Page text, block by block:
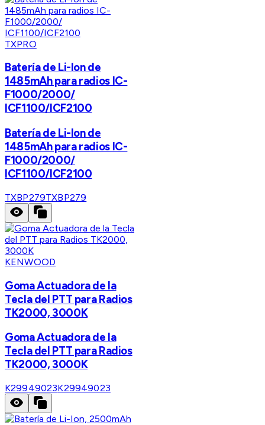
TXPRO
Batería de Li-Ion de
1485mAh para radios IC-
F1000/2000/
ICF1100/ICF2100
Batería de Li-Ion de
1485mAh para radios IC-
F1000/2000/
ICF1100/ICF2100
TXBP279TXBP279
KENWOOD
Goma Actuadora de la
Tecla del PTT para Radios
TK2000, 3000K
Goma Actuadora de la
Tecla del PTT para Radios
TK2000, 3000K
K29949023K29949023